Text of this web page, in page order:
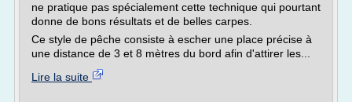
ne pratique pas spécialement cette technique qui pourtant
donne de bons résultats et de belles carpes.
Ce style de pêche consiste à escher une place précise à
une distance de 3 et 8 mètres du bord afin d'attirer les...
Lire la suite